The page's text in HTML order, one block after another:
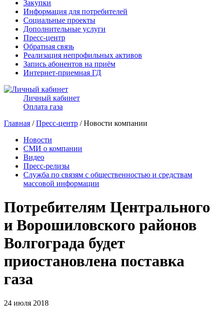
Закупки
Информация для потребителей
Социальные проекты
Дополнительные услуги
Пресс-центр
Обратная связь
Реализация непрофильных активов
Запись абонентов на приём
Интернет-приемная ГД
Личный кабинет
Оплата газа
Главная /Пресс-центр / Новости компании
Новости
СМИ о компании
Видео
Пресс-релизы
Служба по связям с общественностью и средствам
массовой информации
Потребителям Центрального
и Ворошиловского районов
Волгограда будет
приостановлена поставка
газа
24 июля 2018